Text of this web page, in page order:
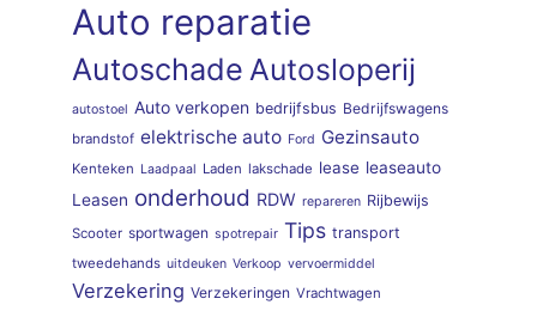
Auto reparatie
Autoschade Autosloperij
autostoel Auto verkopen bedrijfsbus Bedrijfswagens
brandstof elektrische auto Ford Gezinsauto
Kenteken Laadpaal Laden lakschade lease leaseauto
Leasen onderhoud RDW repareren Rijbewijs
Scooter sportwagen spotrepair Tips transport
tweedehands uitdeuken Verkoop vervoermiddel
Verzekering Verzekeringen Vrachtwagen